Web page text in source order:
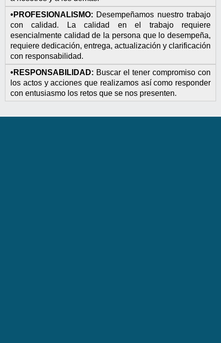
•PROFESIONALISMO: Desempeñamos nuestro trabajo
con calidad. La calidad en el trabajo requiere
esencialmente calidad de la persona que lo desempeña,
requiere dedicación, entrega, actualización y clarificación
con responsabilidad.
•RESPONSABILIDAD: Buscar el tener compromiso con
los actos y acciones que realizamos así como responder
con entusiasmo los retos que se nos presenten.